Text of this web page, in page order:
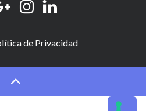
de Privacidad